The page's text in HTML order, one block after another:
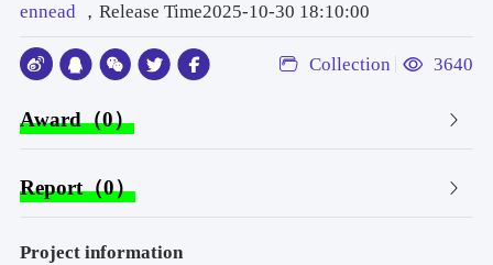
ennead ，Release Time2025-10-30 18:10:00
Collection 3640
Award（0）
Report（0）
Project information